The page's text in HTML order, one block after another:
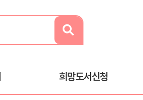
희망도서신청